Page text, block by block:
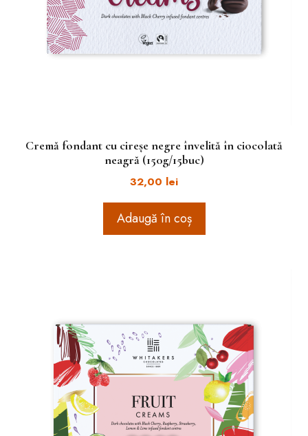
Cremă fondant cu cireșe negre învelită în ciocolată
neagră (150g/15buc)
32,00 lei
Adaugă în coș